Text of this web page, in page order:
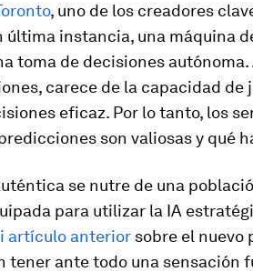
, uno de los creadores
última instancia, una máquina
toma de decisiones autónoma.
carece de la capacidad de
eficaz. Por lo tanto, los
son valiosas y qué
se nutre de una
para utilizar la IA
artículo anterior sobre el nuevo
tener ante todo una sensación